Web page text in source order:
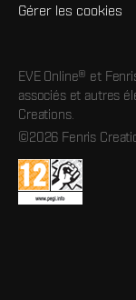
Gérer les cookies
EVE Online® et
associés et autres
Creations.
©2026 Fenris